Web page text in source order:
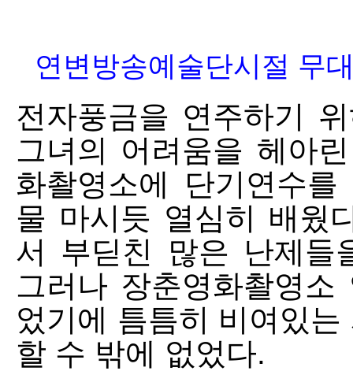
연변방송예술단시절 무
전자풍금을 연주하기
그녀의 어려움을 헤아
화촬영소에 단기연수
물 마시듯 열심히 배웠
서 부딛친 많은 난제들
그러나 장춘영화촬영
었기에 틈틈히 비여있
할 수 밖에 없었다.